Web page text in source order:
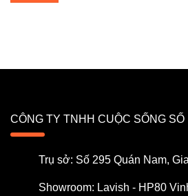
CÔNG TY TNHH CUỘC SỐNG SỐ
Trụ sở: Số 295 Quán Nam,
Showroom: Lavish - HP80